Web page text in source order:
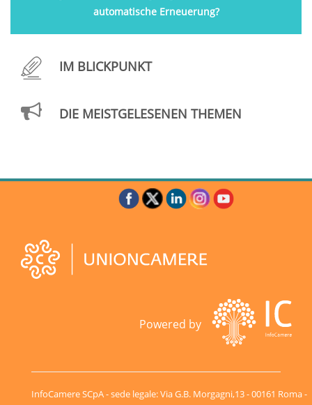
automatische Erneuerung?
IM BLICKPUNKT
DIE MEISTGELESENEN THEMEN
Powered by
InfoCamere SCpA - sede legale: Via G.B. Morgagni,13 - 00161 Roma -